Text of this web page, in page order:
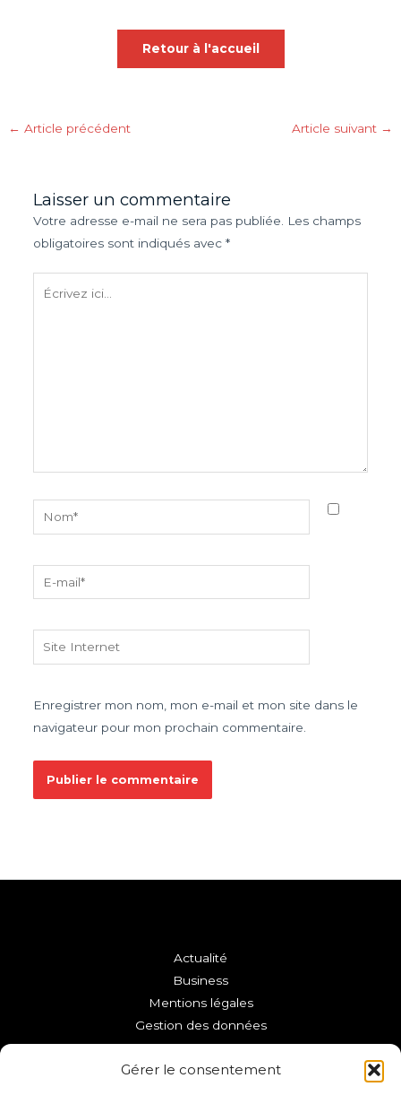
Gérer le consentement
Retour à l'accueil
← Article précédent Article suivant →
Laisser un commentaire
Votre adresse e-mail ne sera pas publiée.
Les champs
obligatoires sont indiqués avec *
mail*
Site
Internet
Enregistrer mon nom, mon e-mail et mon site dans le
navigateur pour mon prochain commentaire.
Actualité
Business
Mentions légales
Gestion des données